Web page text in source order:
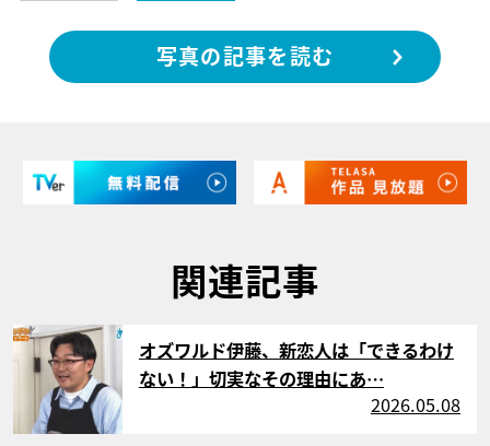
写真の記事を読む
関連記事
サムネイル
オズワルド伊藤、新恋人は「できるわけ
ない！」切実なその理由にあ…
2026.05.08